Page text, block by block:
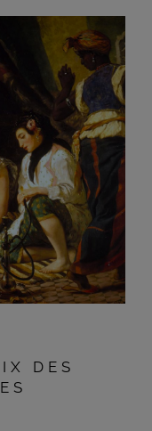
DES